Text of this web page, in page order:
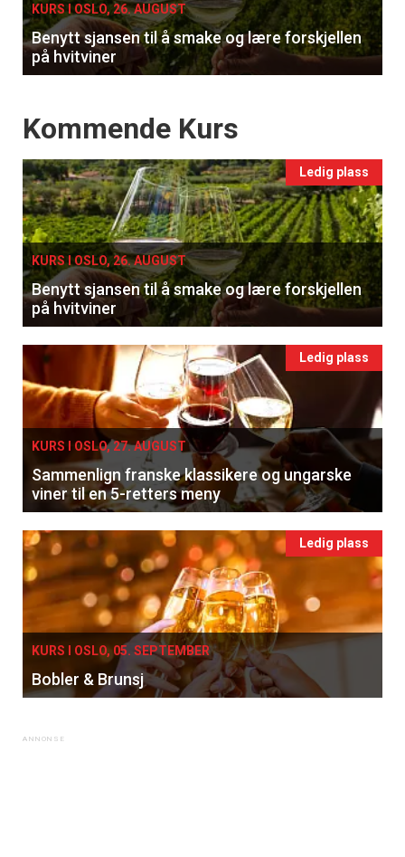
KURS I OSLO, 26. AUGUST
Benytt sjansen til å smake og lære forskjellen
på hvitviner
Events
Kommende Kurs
Ledig plass
KURS I OSLO, 26. AUGUST
Benytt sjansen til å smake og lære forskjellen
på hvitviner
Ledig plass
KURS I OSLO, 27. AUGUST
Sammenlign franske klassikere og ungarske
viner til en 5-retters meny
Ledig plass
KURS I OSLO, 05. SEPTEMBER
Bobler & Brunsj